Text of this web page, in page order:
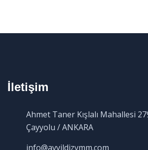
İletişim
Ahmet Taner Kışlalı Mahallesi
Çayyolu / ANKARA
info@ayyildizymm.com